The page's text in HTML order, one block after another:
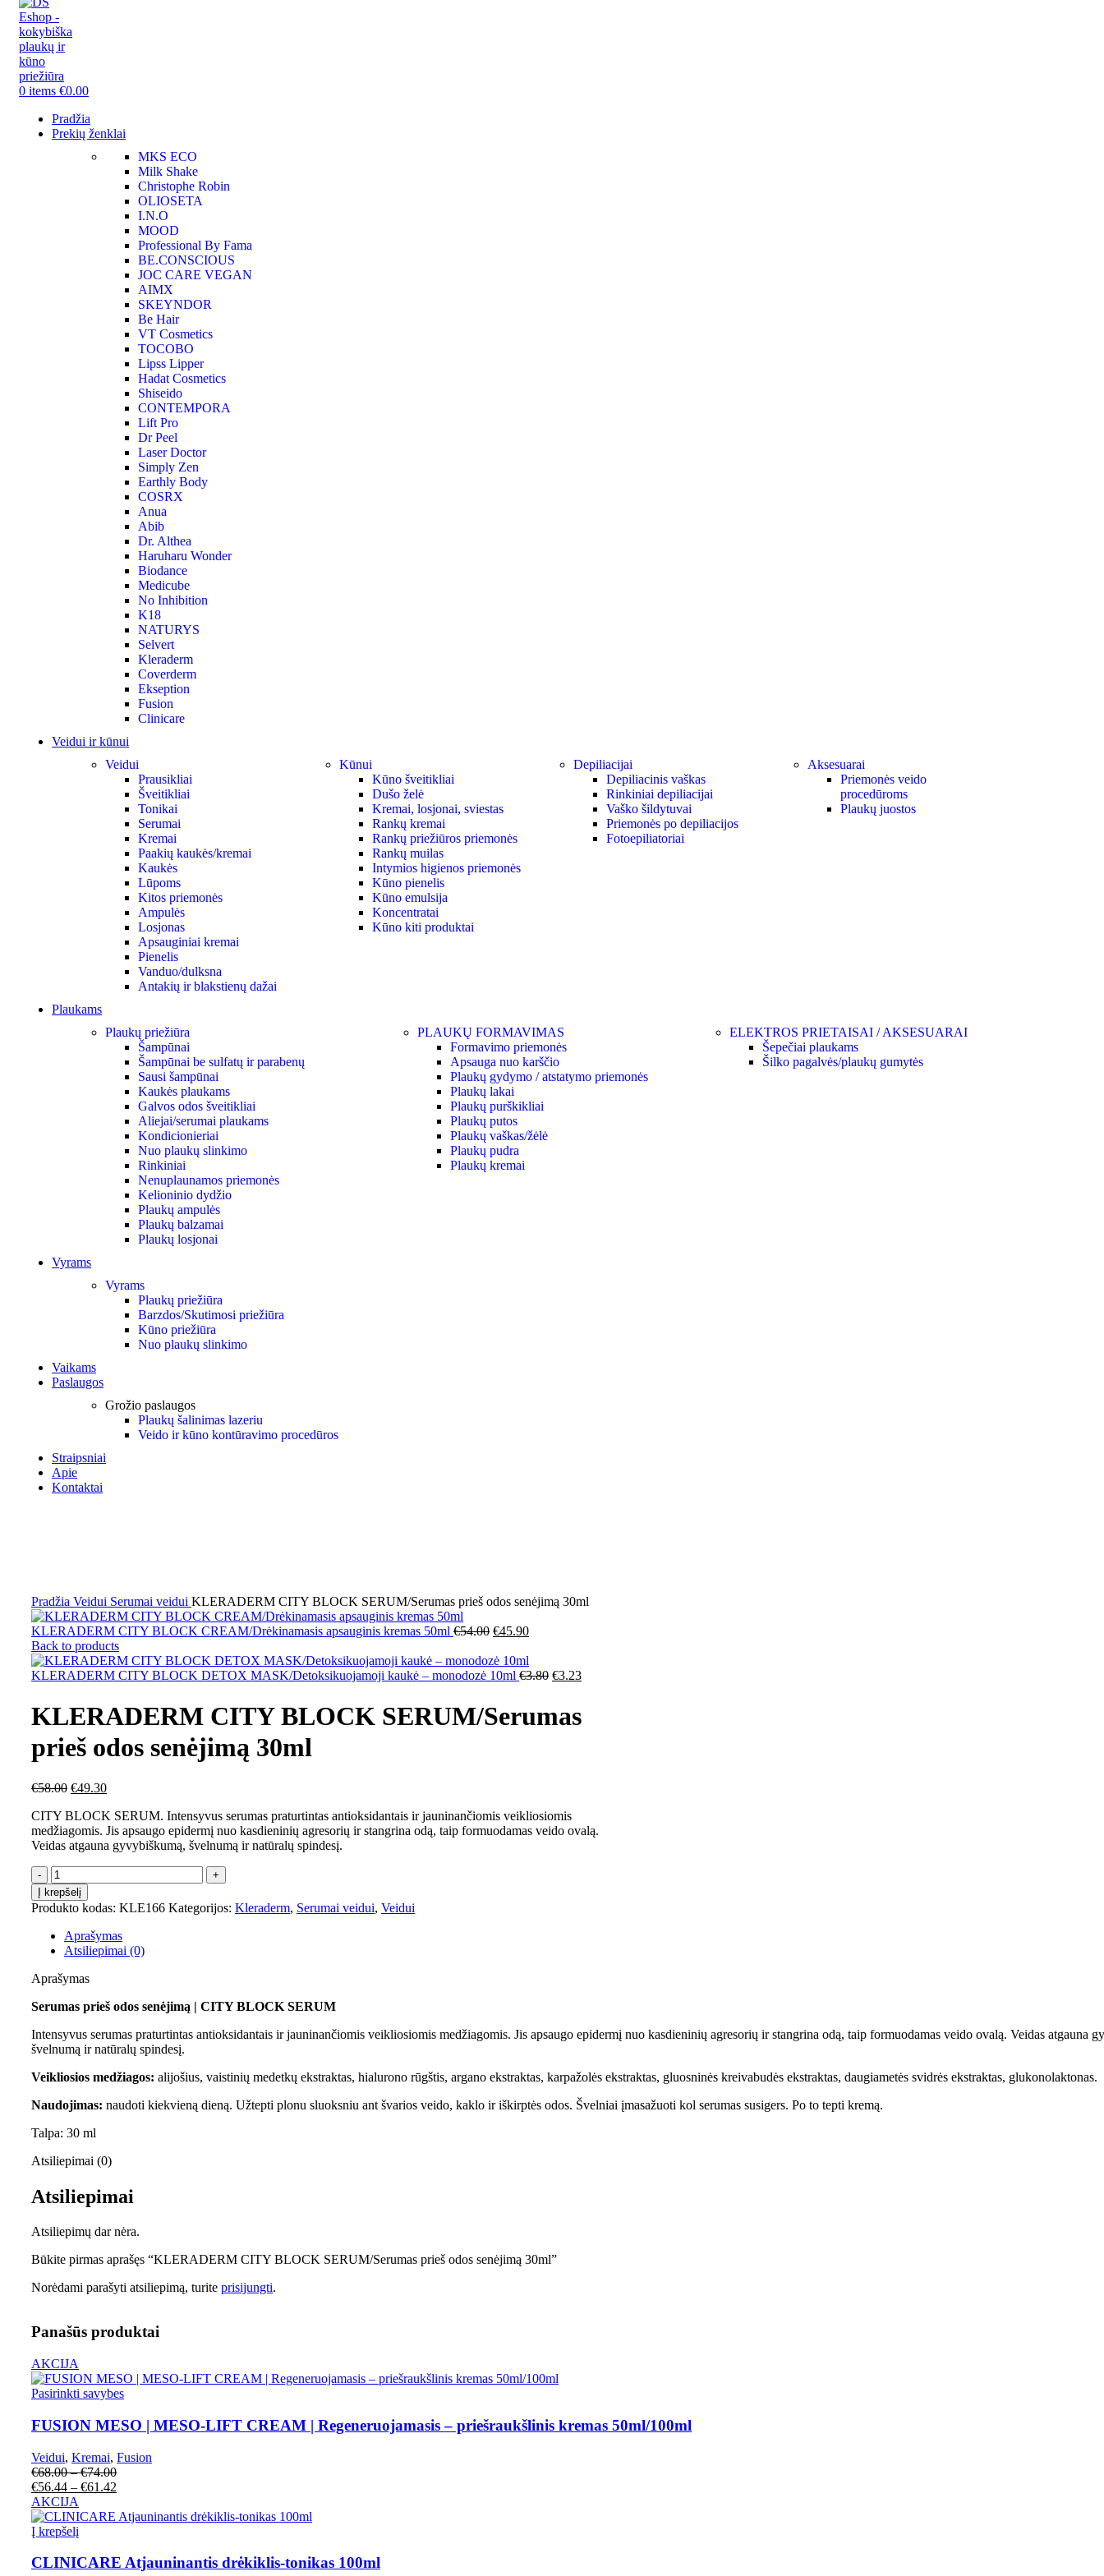
0 items €0.00
Pradžia
Prekių ženklai
MKS ECO
Milk Shake
Christophe Robin
OLIOSETA
I.N.O
MOOD
Professional By Fama
BE.CONSCIOUS
JOC CARE VEGAN
AIMX
SKEYNDOR
Be Hair
VT Cosmetics
TOCOBO
Lipss Lipper
Hadat Cosmetics
Shiseido
CONTEMPORA
Lift Pro
Dr Peel
Laser Doctor
Simply Zen
Earthly Body
COSRX
Anua
Abib
Dr. Althea
Haruharu Wonder
Biodance
Medicube
No Inhibition
K18
NATURYS
Selvert
Kleraderm
Coverderm
Ekseption
Fusion
Clinicare
Veidui ir kūnui
Veidui
Prausikliai
Šveitikliai
Tonikai
Serumai
Kremai
Paakių kaukės/kremai
Kaukės
Lūpoms
Kitos priemonės
Ampulės
Losjonas
Apsauginiai kremai
Pienelis
Vanduo/dulksna
Antakių ir blakstienų dažai
Kūnui
Kūno šveitikliai
Dušo želė
Kremai, losjonai, sviestas
Rankų kremai
Rankų priežiūros priemonės
Rankų muilas
Intymios higienos priemonės
Kūno pienelis
Kūno emulsija
Koncentratai
Kūno kiti produktai
Depiliacijai
Depiliacinis vaškas
Rinkiniai depiliacijai
Vaško šildytuvai
Priemonės po depiliacijos
Fotoepiliatoriai
Aksesuarai
Priemonės veido
procedūroms
Plaukų juostos
Plaukams
Plaukų priežiūra
Šampūnai
Šampūnai be sulfatų ir parabenų
Sausi šampūnai
Kaukės plaukams
Galvos odos šveitikliai
Aliejai/serumai plaukams
Kondicionieriai
Nuo plaukų slinkimo
Rinkiniai
Nenuplaunamos priemonės
Kelioninio dydžio
Plaukų ampulės
Plaukų balzamai
Plaukų losjonai
PLAUKŲ FORMAVIMAS
Formavimo priemonės
Apsauga nuo karščio
Plaukų gydymo / atstatymo priemonės
Plaukų lakai
Plaukų purškikliai
Plaukų putos
Plaukų vaškas/žėlė
Plaukų pudra
Plaukų kremai
ELEKTROS PRIETAISAI / AKSESUARAI
Šepečiai plaukams
Šilko pagalvės/plaukų gumytės
Vyrams
Vyrams
Plaukų priežiūra
Barzdos/Skutimosi priežiūra
Kūno priežiūra
Nuo plaukų slinkimo
Vaikams
Paslaugos
Grožio paslaugos
Plaukų šalinimas lazeriu
Veido ir kūno kontūravimo procedūros
Straipsniai
Apie
Kontaktai
Pradžia Veidui Serumai veidui KLERADERM CITY BLOCK SERUM/Serumas prieš odos senėjimą 30ml
KLERADERM CITY BLOCK CREAM/Drėkinamasis apsauginis kremas 50ml €54.00 €45.90
Back to products
KLERADERM CITY BLOCK DETOX MASK/Detoksikuojamoji kaukė – monodozė 10ml €3.80 €3.23
KLERADERM CITY BLOCK SERUM/Serumas
prieš odos senėjimą 30ml
€58.00 €49.30
CITY BLOCK SERUM. Intensyvus serumas praturtintas antioksidantais ir jauninančiomis veikliosiomis
medžiagomis. Jis apsaugo epidermį nuo kasdieninių agresorių ir stangrina odą, taip formuodamas veido ovalą.
Veidas atgauna gyvybiškumą, švelnumą ir natūralų spindesį.
Į krepšelį
Produkto kodas: KLE166 Kategorijos: Kleraderm, Serumai veidui, Veidui
Aprašymas
Atsiliepimai (0)
Aprašymas
Serumas prieš odos senėjimą | CITY BLOCK SERUM
Intensyvus serumas praturtintas antioksidantais ir jauninančiomis veikliosiomis medžiagomis. Jis apsaugo epidermį nuo kasdieninių agresorių ir stangrina odą, taip formuodamas veido ovalą. Veidas atgauna
švelnumą ir natūralų spindesį.
Veikliosios medžiagos: alijošius, vaistinių medetkų ekstraktas, hialurono rūgštis, argano ekstraktas, karpažolės ekstraktas, gluosninės kreivabudės ekstraktas, daugiametės svidrės ekstraktas, glukonolaktonas.
Naudojimas: naudoti kiekvieną dieną. Užtepti plonu sluoksniu ant švarios veido, kaklo ir iškirptės odos. Švelniai įmasažuoti kol serumas susigers. Po to tepti kremą.
Talpa: 30 ml
Atsiliepimai (0)
Atsiliepimai
Atsiliepimų dar nėra.
Būkite pirmas aprašęs “KLERADERM CITY BLOCK SERUM/Serumas prieš odos senėjimą 30ml”
Norėdami parašyti atsiliepimą, turite prisijungti.
Panašūs produktai
AKCIJA
Pasirinkti savybes
FUSION MESO | MESO-LIFT CREAM | Regeneruojamasis – priešraukšlinis kremas 50ml/100ml
Veidui, Kremai, Fusion
€68.00 – €74.00
€56.44 – €61.42
AKCIJA
Į krepšelį
CLINICARE Atjauninantis drėkiklis-tonikas 100ml